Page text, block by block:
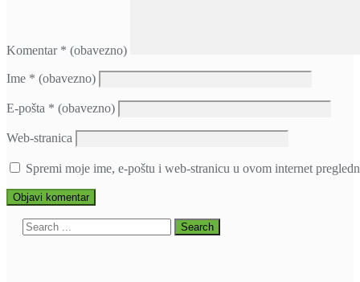
Komentar * (obavezno)
Ime * (obavezno)
E-pošta * (obavezno)
Web-stranica
Spremi moje ime, e-poštu i web-stranicu u ovom internet